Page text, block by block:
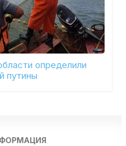
определили
путины